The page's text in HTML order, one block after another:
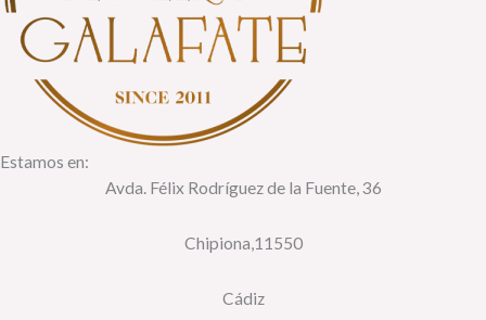
Estamos en:
Avda. Félix Rodríguez de la Fuente, 36
Chipiona,11550
Cádiz